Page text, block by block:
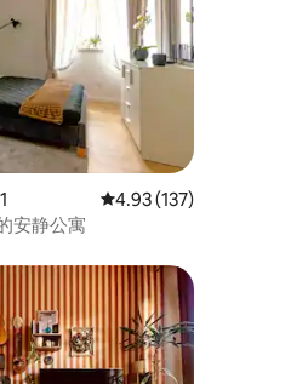
303 条评价
平均评分 4.93 分（满
4.93 (137)
安静公寓